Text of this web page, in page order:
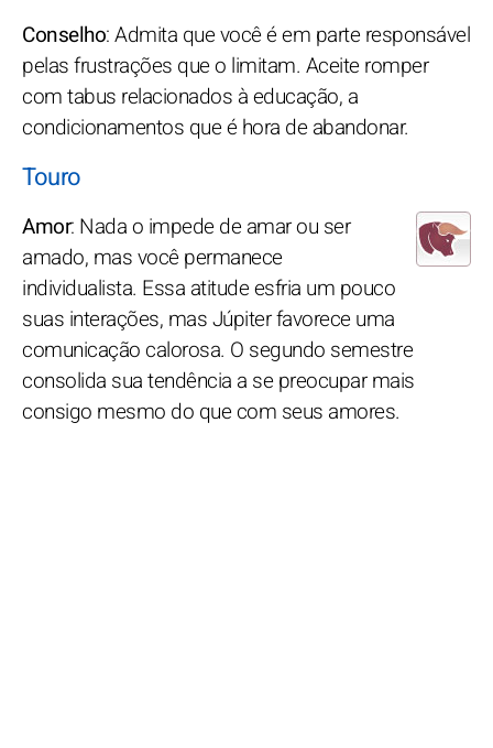
Conselho: Admita que você é em parte responsável
pelas frustrações que o limitam. Aceite romper
com tabus relacionados à educação, a
condicionamentos que é hora de abandonar.
Touro
Amor: Nada o impede de amar ou ser
amado, mas você permanece
individualista. Essa atitude esfria um pouco
suas interações, mas Júpiter favorece uma
comunicação calorosa. O segundo semestre
consolida sua tendência a se preocupar mais
consigo mesmo do que com seus amores.